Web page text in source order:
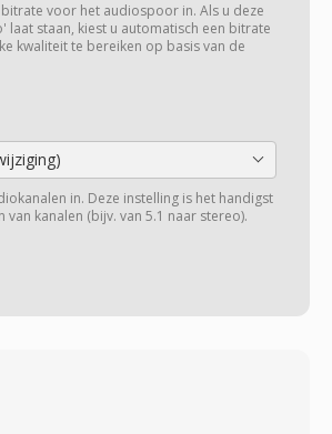
voor het audiospoor in. Als u deze
laat staan, kiest u automatisch een bitrate
kwaliteit te bereiken op basis van de
in. Deze instelling is het handigst
van kanalen (bijv. van 5.1 naar stereo).